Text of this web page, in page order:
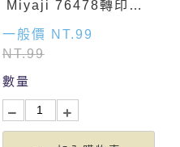
Miyaji 76478轉印貼
紙
一般價 NT.99
NT.99
數量